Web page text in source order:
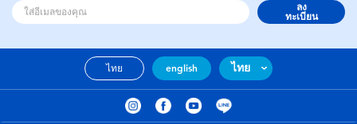
ลง
ทะเบียน
ไทย english ไทย